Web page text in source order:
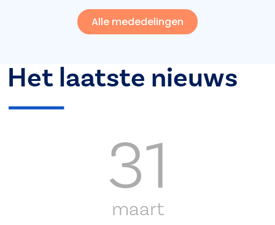
Alle mededelingen
Het laatste nieuws
31
maart